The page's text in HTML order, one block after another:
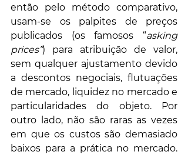
então pelo método comparativo,
usam-se os palpites de preços
publicados (os famosos “asking
prices”) para atribuição de valor,
sem qualquer ajustamento devido
a descontos negociais, flutuações
de mercado, liquidez no mercado e
particularidades do objeto. Por
outro lado, não são raras as vezes
em que os custos são demasiado
baixos para a prática no mercado.